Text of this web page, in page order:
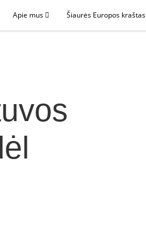
Apie mus Šiaurės Europos kraštas